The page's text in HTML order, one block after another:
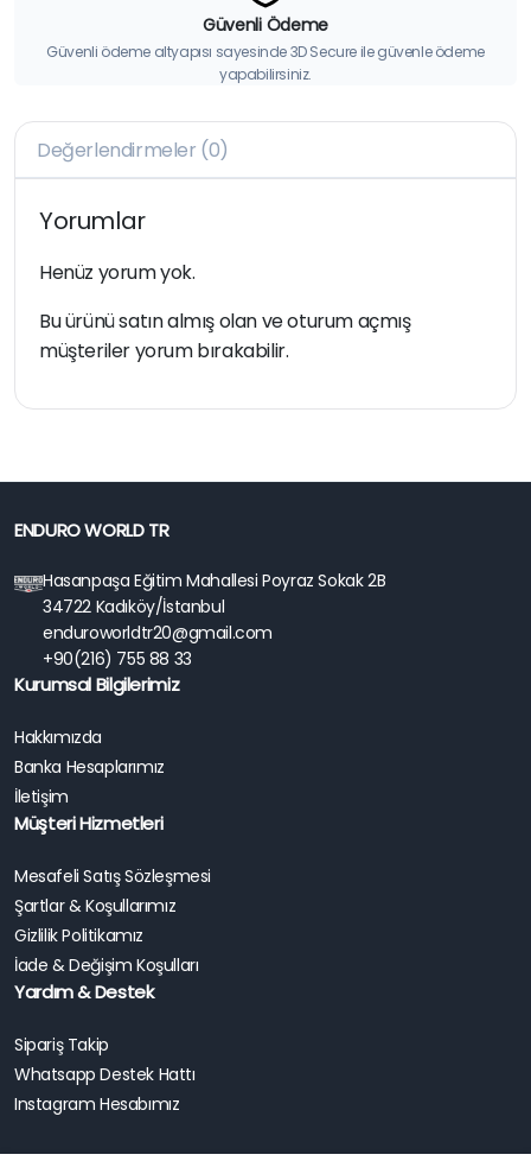
Güvenli Ödeme
Güvenli ödeme altyapısı sayesinde 3D Secure ile güvenle ödeme
yapabilirsiniz.
Değerlendirmeler (0)
Yorumlar
Henüz yorum yok.
Bu ürünü satın almış olan ve oturum açmış
müşteriler yorum bırakabilir.
ENDURO WORLD TR
Hasanpaşa Eğitim Mahallesi Poyraz Sokak 2B
34722 Kadıköy/İstanbul
enduroworldtr20@gmail.com
+90(216) 755 88 33
Kurumsal Bilgilerimiz
Hakkımızda
Banka Hesaplarımız
İletişim
Müşteri Hizmetleri
Mesafeli Satış Sözleşmesi
Şartlar & Koşullarımız
Gizlilik Politikamız
İade & Değişim Koşulları
Yardım & Destek
Sipariş Takip
Whatsapp Destek Hattı
Instagram Hesabımız